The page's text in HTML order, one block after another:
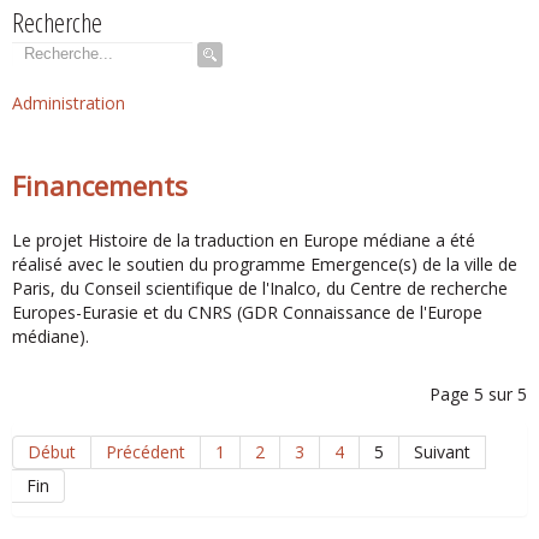
Recherche
Rechercher
Administration
Financements
Le projet Histoire de la traduction en Europe médiane a été
réalisé avec le soutien du programme Emergence(s) de la ville de
Paris, du Conseil scientifique de l'Inalco, du Centre de recherche
Europes-Eurasie et du CNRS (GDR Connaissance de l'Europe
médiane).
Page 5 sur 5
Début Précédent 1 2 3 4 5
Suivant
Fin